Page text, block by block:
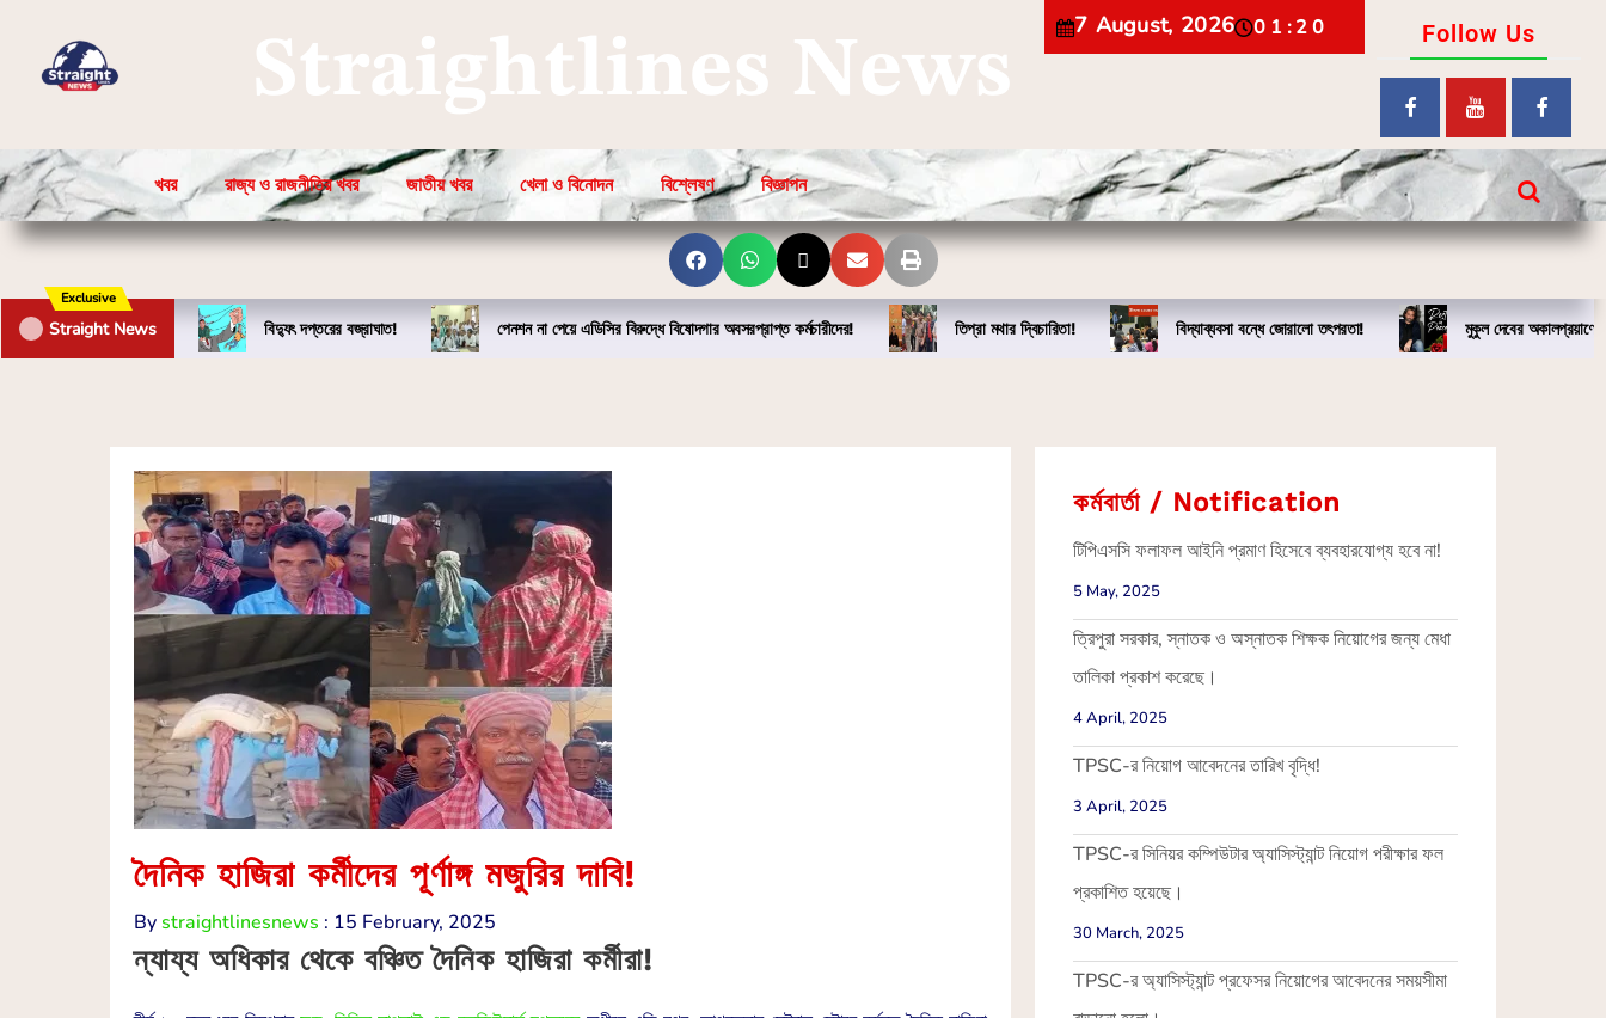
Straightlines News
7 August, 2026 01:20 Follow Us
খবর রাজ্য ও রাজনীতির খবর জাতীয় খবর খেলা ও বিনোদন বিশ্লেষণ বিজ্ঞাপন
Exclusive
Straight News বিদ্যুৎ দপ্তরের বজ্রাঘাত! পেনশন না পেয়ে এডিসির বিরুদ্ধে বিষোদগার অবসরপ্রাপ্ত কর্মচারীদের! তিপ্রা মথার দ্বিচারিতা! বিদ্যাব্যবসা বন্ধে জোরালো তৎপরতা! মুকুল দেবের
দৈনিক হাজিরা কর্মীদের পূর্ণাঙ্গ মজুরির দাবি!
Bystraightlinesnews : 15 February, 2025
ন্যায্য অধিকার থেকে বঞ্চিত দৈনিক হাজিরা কর্মীরা!
কর্মবার্তা / Notification
টিপিএসসি ফলাফল আইনি প্রমাণ হিসেবে ব্যবহারযোগ্য হবে না!
5 May, 2025
ত্রিপুরা সরকার, স্নাতক ও অস্নাতক শিক্ষক নিয়োগের জন্য মেধা
তালিকা প্রকাশ করেছে।
4 April, 2025
TPSC-র নিয়োগ আবেদনের তারিখ বৃদ্ধি!
3 April, 2025
TPSC-র সিনিয়র কম্পিউটার অ্যাসিস্ট্যান্ট নিয়োগ পরীক্ষার ফল
প্রকাশিত হয়েছে।
30 March, 2025
TPSC-র অ্যাসিস্ট্যান্ট প্রফেসর নিয়োগের আবেদনের সময়সীমা